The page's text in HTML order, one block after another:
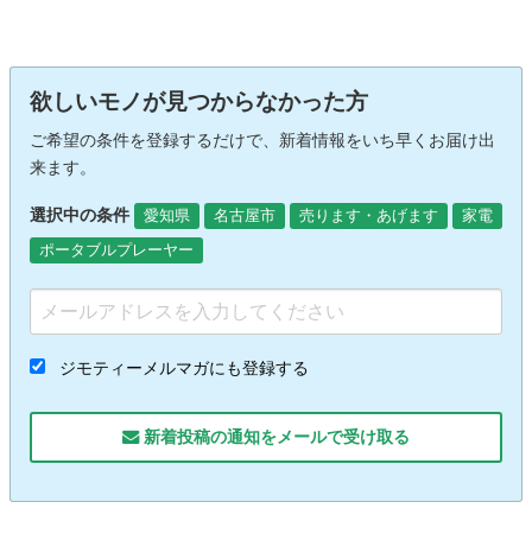
欲しいモノが見つからなかった方
ご希望の条件を登録するだけで、新着情報をいち早くお届け出
来ます。
選択中の条件 愛知県 名古屋市 売ります・あげます
家電
ポータブルプレーヤー
ジモティーメルマガにも登録する
新着投稿の通知をメールで受け取る